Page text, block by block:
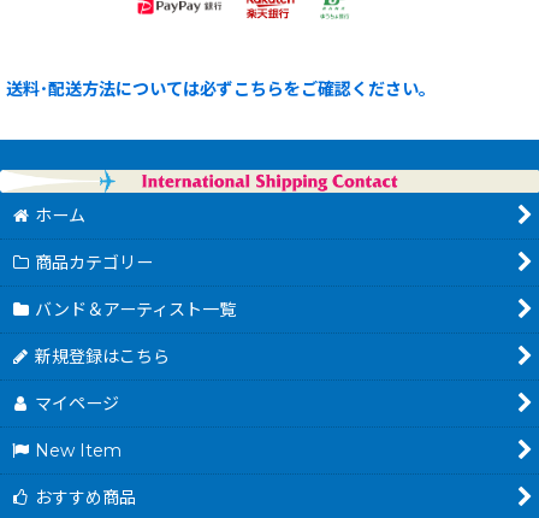
送料･配送方法については必ずこちらをご確認ください。
ホーム
商品カテゴリー
バンド＆アーティスト一覧
新規登録はこちら
マイページ
New Item
おすすめ商品